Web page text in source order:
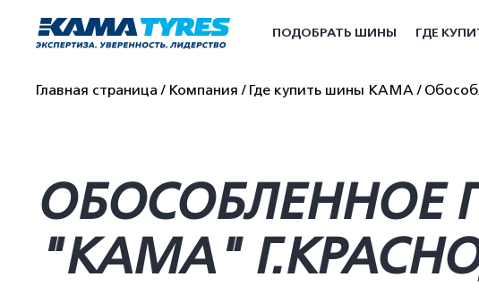
ПОДОБРАТЬ ШИНЫ ГДЕ
Главная страница Компания Где купить шины КАМА
ОБОСОБЛЕННОЕ
"КАМА"